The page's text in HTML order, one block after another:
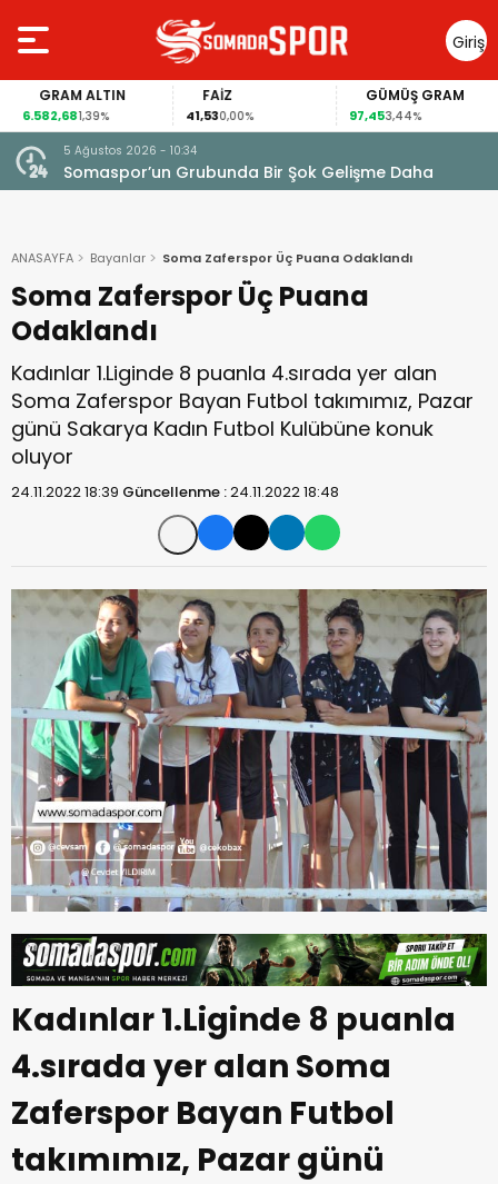
Giriş
Yap
GRAM ALTIN
6.582,681,39%
FAİZ
41,530,00%
GÜMÜŞ GRAM
97,453,44%
5 Ağustos 2026 - 10:34
Somaspor’un Grubunda Bir Şok Gelişme Daha
ANASAYFA Bayanlar Soma Zaferspor Üç Puana Odaklandı
Soma Zaferspor Üç Puana
Odaklandı
Kadınlar 1.Liginde 8 puanla 4.sırada yer alan
Soma Zaferspor Bayan Futbol takımımız, Pazar
günü Sakarya Kadın Futbol Kulübüne konuk
oluyor
24.11.2022 18:39 Güncellenme :24.11.2022 18:48
Kadınlar 1.Liginde 8 puanla
4.sırada yer alan Soma
Zaferspor Bayan Futbol
takımımız, Pazar günü